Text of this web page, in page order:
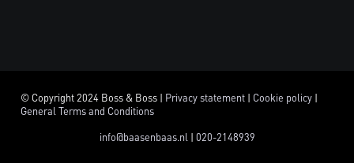
© Copyright 2024 Boss & Boss | Privacy statement | Cookie policy |
General Terms and Conditions
info@baasenbaas.nl | 020-2148939